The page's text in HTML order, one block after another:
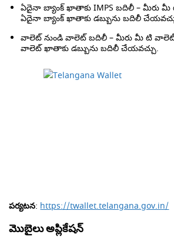
ఏదైనా బ్యాంక్ ఖాతాకు IMPS బదిలీ – మీరు
ఏదైనా బ్యాంక్ ఖాతాకు డబ్బును బదిలీ
వాలెట్ నుండి వాలెట్ బదిలీ – మీరు మీ టి
వాలెట్ ఖాతాకు డబ్బును బదిలీ చేయవచ్చు.
పర్యటన: https://twallet.telangana.gov.in/
మొబైలు అప్లికేషన్